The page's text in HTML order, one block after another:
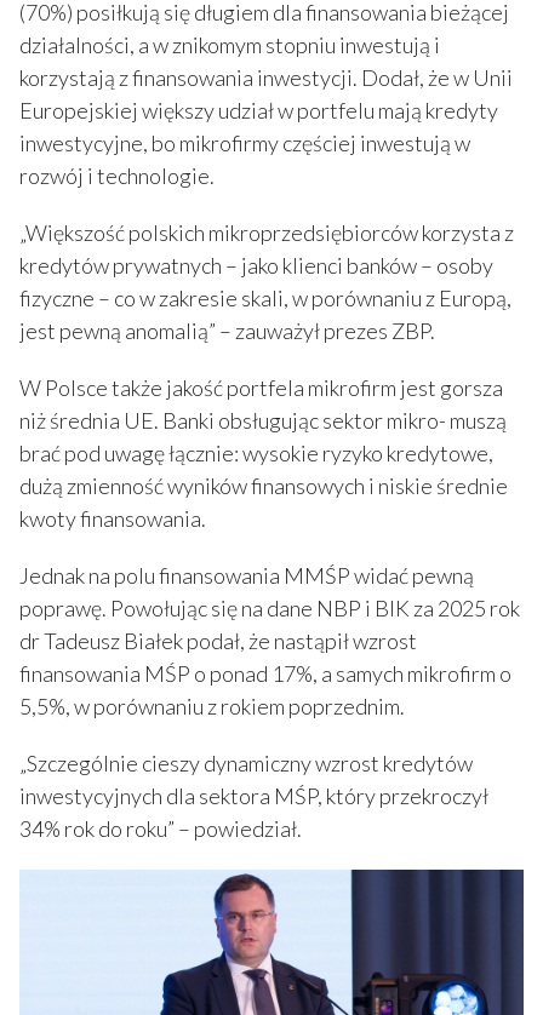
(70%) posiłkują się długiem dla finansowania bieżącej
działalności, a w znikomym stopniu inwestują i
korzystają z finansowania inwestycji. Dodał, że w Unii
Europejskiej większy udział w portfelu mają kredyty
inwestycyjne, bo mikrofirmy częściej inwestują w
rozwój i technologie.
„Większość polskich mikroprzedsiębiorców korzysta z
kredytów prywatnych – jako klienci banków – osoby
fizyczne – co w zakresie skali, w porównaniu z Europą,
jest pewną anomalią” – zauważył prezes ZBP.
W Polsce także jakość portfela mikrofirm jest gorsza
niż średnia UE. Banki obsługując sektor mikro- muszą
brać pod uwagę łącznie: wysokie ryzyko kredytowe,
dużą zmienność wyników finansowych i niskie średnie
kwoty finansowania.
Jednak na polu finansowania MMŚP widać pewną
poprawę. Powołując się na dane NBP i BIK za 2025 rok
dr Tadeusz Białek podał, że nastąpił wzrost
finansowania MŚP o ponad 17%, a samych mikrofirm o
5,5%, w porównaniu z rokiem poprzednim.
„Szczególnie cieszy dynamiczny wzrost kredytów
inwestycyjnych dla sektora MŚP, który przekroczył
34% rok do roku” – powiedział.